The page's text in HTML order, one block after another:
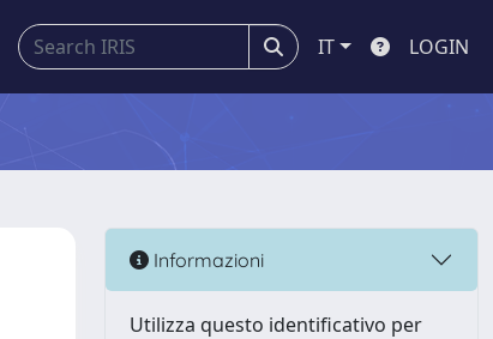
IT LOGIN
Informazioni
Utilizza questo identificativo per